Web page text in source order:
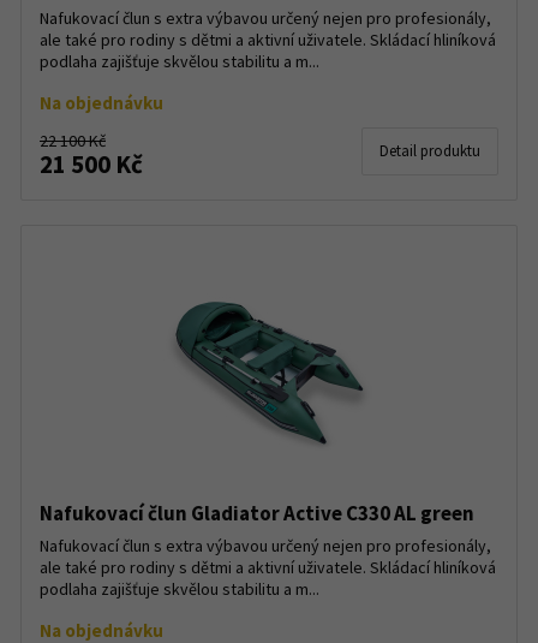
Nafukovací člun s extra výbavou určený nejen pro profesionály,
ale také pro rodiny s dětmi a aktivní uživatele. Skládací hliníková
podlaha zajišťuje skvělou stabilitu a m...
Na objednávku
22 100 Kč
21 500 Kč Detail produktu
Nafukovací člun Gladiator Active C330 AL green
Nafukovací člun s extra výbavou určený nejen pro profesionály,
ale také pro rodiny s dětmi a aktivní uživatele. Skládací hliníková
podlaha zajišťuje skvělou stabilitu a m...
Na objednávku